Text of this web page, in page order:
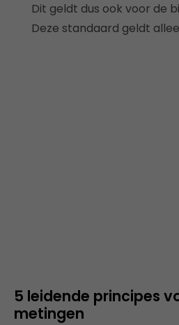
Dit geldt dus ook voor de
Deze standaard geldt
5 leidende principes
metingen